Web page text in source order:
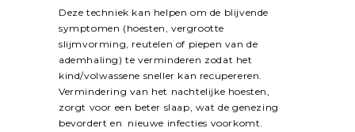
Deze techniek kan helpen om de blijvende
symptomen (hoesten, vergrootte
slijmvorming, reutelen of piepen van de
ademhaling) te verminderen zodat het
kind/volwassene sneller kan recupereren.
Vermindering van het nachtelijke hoesten,
zorgt voor een beter slaap, wat de genezing
bevordert en nieuwe infecties voorkomt.